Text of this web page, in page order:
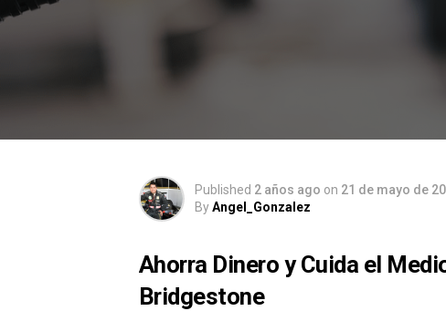
Published 2 años ago on 21 de mayo de
ByAngel_Gonzalez
Ahorra Dinero y Cuida el
Bridgestone